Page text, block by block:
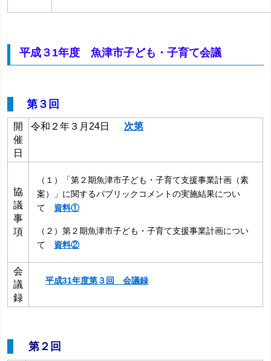
平成３1年度 魚津市子ども・子育て会議
第３回
開
催
日
令和２年３月24日 次第
協
議
事
項
（１）「第２期魚津市子ども・子育て支援事業計画（素
案）」に関するパブリックコメントの実施結果につい
て
資料①
（２）第２期魚津市子ども・子育て支援事業計画につい
て
資料②
会
議
録
平成31年度第３回 会議録
第２回